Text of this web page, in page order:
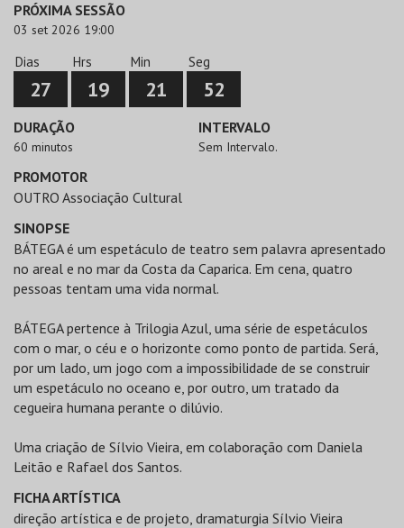
PRÓXIMA SESSÃO
03 set 2026 19:00
Dias
27
Hrs
19
Min
21
Seg
52
DURAÇÃO
60 minutos
INTERVALO
Sem Intervalo.
PROMOTOR
OUTRO Associação Cultural
SINOPSE
BÁTEGA é um espetáculo de teatro sem palavra apresentado
no areal e no mar da Costa da Caparica. Em cena, quatro
pessoas tentam uma vida normal.
BÁTEGA pertence à Trilogia Azul, uma série de espetáculos
com o mar, o céu e o horizonte como ponto de partida. Será,
por um lado, um jogo com a impossibilidade de se construir
um espetáculo no oceano e, por outro, um tratado da
cegueira humana perante o dilúvio.
Uma criação de Sílvio Vieira, em colaboração com Daniela
Leitão e Rafael dos Santos.
FICHA ARTÍSTICA
direção artística e de projeto, dramaturgia Sílvio Vieira